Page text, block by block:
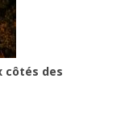
côtés des